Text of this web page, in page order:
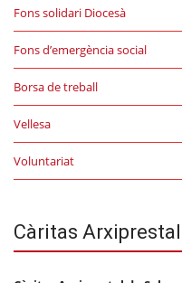
Fons solidari Diocesà
Fons d’emergència social
Borsa de treball
Vellesa
Voluntariat
Càritas